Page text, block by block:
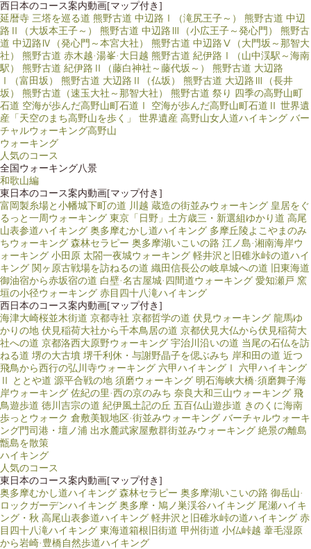
西日本のコース案内動画[マップ付き]
延暦寺 三塔を巡る道 熊野古道 中辺路Ⅰ（滝尻王子～）
熊野古道 中辺
路Ⅱ（大坂本王子～）
熊野古道 中辺路Ⅲ（小広王子～発心門）
熊野古
道 中辺路Ⅳ（発心門～本宮大社）
熊野古道 中辺路Ⅴ（大門坂～那智大
社）
熊野古道 赤木越·湯峯·大日越 熊野古道 紀伊路Ⅰ（山中渓駅～海南
駅）
熊野古道 紀伊路Ⅱ（藤白神社～藤代坂～）
熊野古道 大辺路
Ⅰ（富田坂）
熊野古道 大辺路Ⅱ（仏坂）
熊野古道 大辺路Ⅲ（長井
坂）
熊野古道（速玉大社～那智大社） 熊野古道 祭り 四季の高野山町
石道 空海が歩んだ高野山町石道Ⅰ 空海が歩んだ高野山町石道Ⅱ
世界遺
産「天空のまち高野山を歩く」
世界遺産 高野山女人道ハイキング バー
チャルウォーキング高野山
ウォーキング
人気のコース
全国ウォーキング八景
和歌山編
東日本のコース案内動画[マップ付き]
富岡製糸場と小幡城下町の道 川越 蔵造の街並みウォーキング 皇居をぐ
るっと一周ウォーキング 東京「日野」土方歳三・新選組ゆかり道 高尾
山表参道ハイキング 奥多摩むかし道ハイキング 多摩丘陵よこやまのみ
ちウォーキング 森林セラピー 奥多摩湖いこいの路 江ノ島·湘南海岸ウ
ォーキング 小田原 太閤一夜城ウォーキング 軽井沢と旧碓氷峠の道ハイ
キング 関ヶ原古戦場を訪ねるの道 織田信長公の岐阜城への道
旧東海道
御油宿から赤坂宿の道 白壁·名古屋城·四間道ウォーキング 愛知瀬戸 窯
垣の小径ウォーキング 赤目四十八滝ハイキング
西日本のコース案内動画[マップ付き]
海津大崎桜並木街道 京都寺社 京都哲学の道 伏見ウォーキング 龍馬ゆ
かりの地 伏見稲荷大社から千本鳥居の道 京都伏見大仏から伏見稲荷大
社への道 京都洛西大原野ウォーキング 宇治川沿いの道 当尾の石仏を訪
ねる道 堺の大古墳 堺千利休・与謝野晶子を偲ぶみち 岸和田の道 近つ
飛鳥から西行の弘川寺ウォーキング 六甲ハイキングⅠ
六甲ハイキング
Ⅱ ととや道 源平合戦の地 須磨ウォーキング 明石海峡大橋·須磨舞子海
岸ウォーキング 佐紀の里·西の京のみち 奈良大和三山ウォーキング 飛
鳥遊歩道 徳川吉宗の道 紀伊風土記の丘 五百仏山遊歩道 きのくに海南
歩っとウォーク 倉敷美観地区·街並みウォーキング バーチャルウォーキ
ング門司港・壇ノ浦 出水麓武家屋敷群街並みウォーキング 絶景の離島
甑島を散策
ハイキング
人気のコース
東日本のコース案内動画[マップ付き]
奥多摩むかし道ハイキング 森林セラピー 奥多摩湖いこいの路 御岳山·
ロックガーデンハイキング 奥多摩・鳩ノ巣渓谷ハイキング 尾瀬ハイキ
ング・秋 高尾山表参道ハイキング 軽井沢と旧碓氷峠の道ハイキング 赤
目四十八滝ハイキング 東海道箱根旧街道 甲州街道 小仏峠越 葦毛湿原
から岩崎·豊橋自然歩道ハイキング